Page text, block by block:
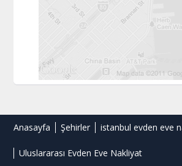
Anasayfa Şehirler istanbul evden eve
Uluslararası Evden Eve Nakliyat